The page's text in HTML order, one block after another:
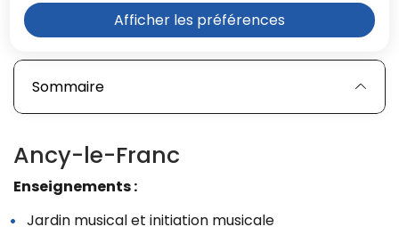
Afficher les préférences
Sommaire
Ancy-le-Franc
Enseignements :
Jardin musical et initiation musicale